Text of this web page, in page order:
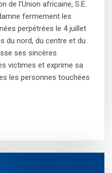
de l’Union africaine, S.E.
fermement les
perpétrées le 4 juillet
du nord, du centre et du
ses sincères
victimes et exprime sa
les personnes touchées